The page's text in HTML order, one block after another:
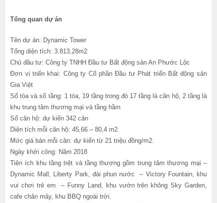
Tổng quan dự án
Tên dự án: Dynamic Tower
Tổng diện tích: 3.813,28m2
Chủ đầu tư: Công ty TNHH Đầu tư Bất động sản An Phước Lộc
Đơn vị triển khai: Công ty Cổ phần Đầu tư Phát triển Bất động sản
Gia Việt
Số tòa và số tầng: 1 tòa, 19 tầng trong đó 17 tầng là căn hộ, 2 tầng là
khu trung tâm thương mại và tầng hầm
Số căn hộ: dự kiến 342 căn
Diện tích mỗi căn hộ: 45,66 – 80,4 m2
Mức giá bán mỗi căn: dự kiến từ 21 triệu đồng/m2.
Ngày khởi công: Năm 2018
Tiện ích khu tầng trệt và tầng thượng gồm trung tâm thương mại –
Dynamic Mall, Liberty Park, đài phun nước – Victory Fountain, khu
vui chơi trẻ em – Funny Land, khu vườn trên không Sky Garden,
cafe chân mây, khu BBQ ngoài trời.